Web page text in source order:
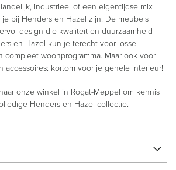
industrieel of een eigentijdse mix
bij Henders en Hazel zijn! De meubels
design die kwaliteit en duurzaamheid
en Hazel kun je terecht voor losse
woonprogramma. Maar ook voor
accessoires: kortom voor je gehele interieur!
onze winkel in Rogat-Meppel om kennis
Henders en Hazel collectie.